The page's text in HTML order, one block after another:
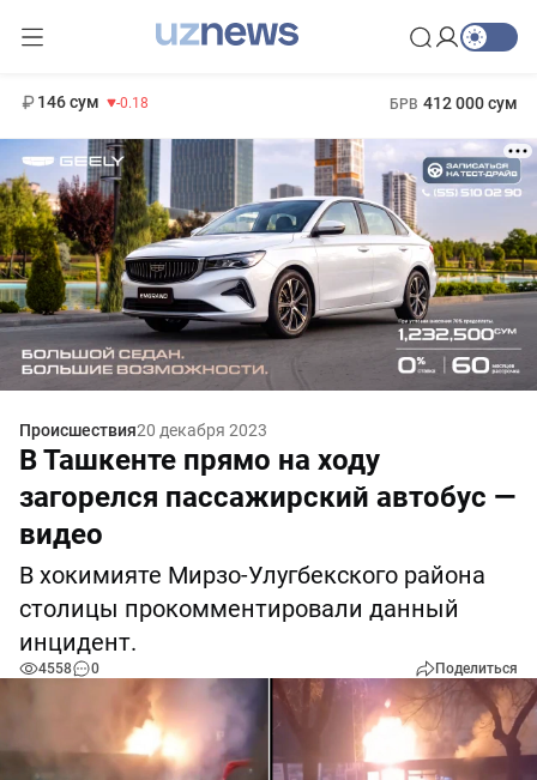
146 сум -0.18 БРВ 412 000 сум
Происшествия20 декабря 2023
В Ташкенте прямо на ходу
загорелся пассажирский автобус —
видео
В хокимияте Мирзо-Улугбекского района
столицы прокомментировали данный
инцидент.
4558 0 Поделиться